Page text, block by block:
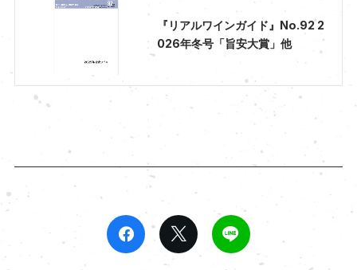
『リアルワインガイド』No.92 2
026年冬号「旨安大賞」他